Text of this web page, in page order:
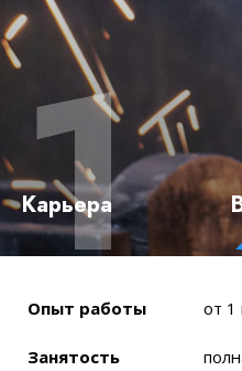
Карьера
Опыт работы от 1
Занятость